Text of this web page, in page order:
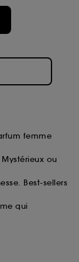
femme
ou
Best-sellers
qui
mes
de
en ligne
cliques
à tout
cookies